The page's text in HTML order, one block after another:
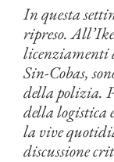
In questa
ripreso.
licenziamenti
Sin-Cobas,
della polizia.
della logistica
la vive
discussione